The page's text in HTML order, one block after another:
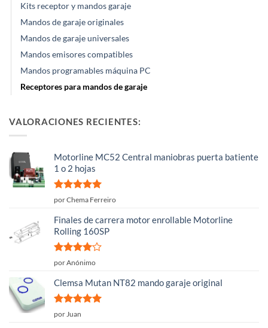
Kits receptor y mandos garaje
Mandos de garaje originales
Mandos de garaje universales
Mandos emisores compatibles
Mandos programables máquina PC
Receptores para mandos de garaje
VALORACIONES RECIENTES:
Motorline MC52 Central maniobras puerta batiente
1 o 2 hojas
Valorado
por Chema Ferreiro
Finales de carrera motor enrollable Motorline
Rolling 160SP
Valorado
5
por Anónimo
Clemsa Mutan NT82 mando garaje original
Valorado
por Juan